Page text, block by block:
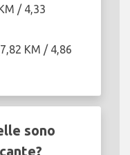
/ 4,33
KM / 4,86
sono